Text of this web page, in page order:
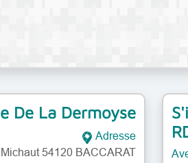
De La Dermoyse
Adresse
54120 BACCARAT
– 12:30, 13:30 – 19:00
– 12:30, 13:30 – 19:00